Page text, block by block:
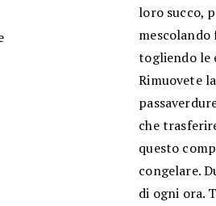
loro succo,
togliendo le
Rimuovete
che
questo
congelare.
di ogni ora.